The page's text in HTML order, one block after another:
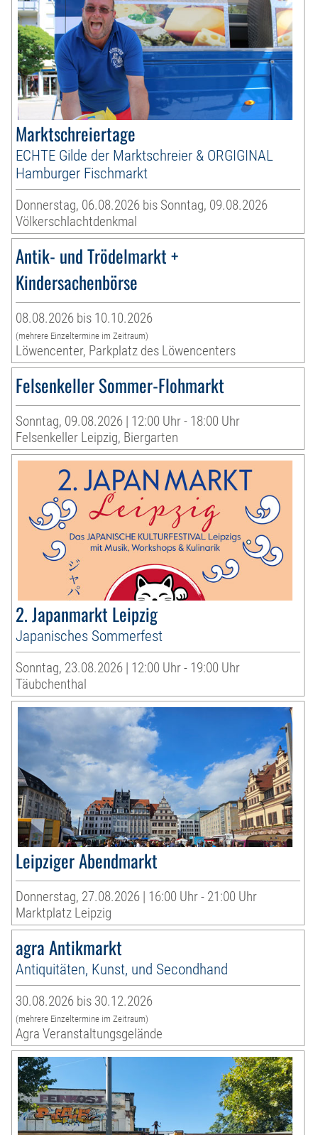
Marktschreiertage
ECHTE Gilde der Marktschreier & ORGIGINAL
Hamburger Fischmarkt
Donnerstag, 06.08.2026 bis Sonntag, 09.08.2026
Völkerschlachtdenkmal
Antik- und Trödelmarkt +
Kindersachenbörse
08.08.2026 bis 10.10.2026
(mehrere Einzeltermine im Zeitraum)
Löwencenter, Parkplatz des Löwencenters
Felsenkeller Sommer-Flohmarkt
Sonntag, 09.08.2026 | 12:00 Uhr - 18:00 Uhr
Felsenkeller Leipzig, Biergarten
2. Japanmarkt Leipzig
Japanisches Sommerfest
Sonntag, 23.08.2026 | 12:00 Uhr - 19:00 Uhr
Täubchenthal
Leipziger Abendmarkt
Donnerstag, 27.08.2026 | 16:00 Uhr - 21:00 Uhr
Marktplatz Leipzig
agra Antikmarkt
Antiquitäten, Kunst, und Secondhand
30.08.2026 bis 30.12.2026
(mehrere Einzeltermine im Zeitraum)
Agra Veranstaltungsgelände